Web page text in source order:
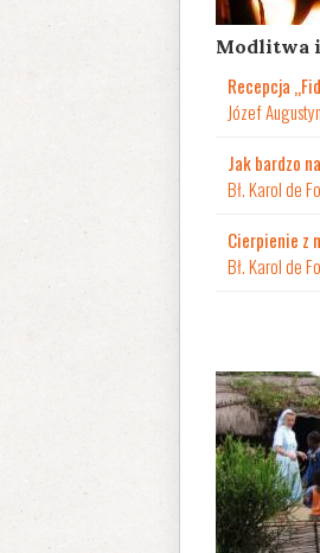
Modlitwa
Recepcja
Józef
Jak bardzo
Bł. Karol de
Cierpienie z
Bł. Karol de